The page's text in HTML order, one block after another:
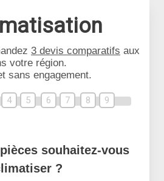
3 devis comparatifs aux
votre région.
sans engagement.
4 5 6 7 8 9
souhaitez-vous
?